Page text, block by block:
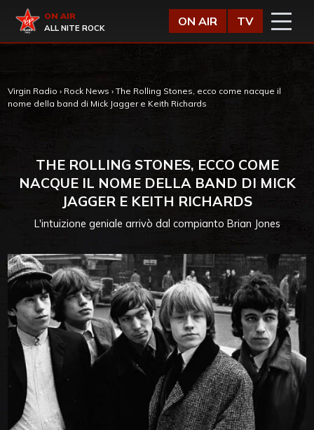
Virgin Radio
ON AIR
ALL NITE ROCK
ON AIR TV
Virgin Radio › Rock News › The Rolling Stones, ecco come nacque il
nome della band di Mick Jagger e Keith Richards
THE ROLLING STONES, ECCO COME
NACQUE IL NOME DELLA BAND DI MICK
JAGGER E KEITH RICHARDS
L'intuizione geniale arrivò dal compianto Brian Jones